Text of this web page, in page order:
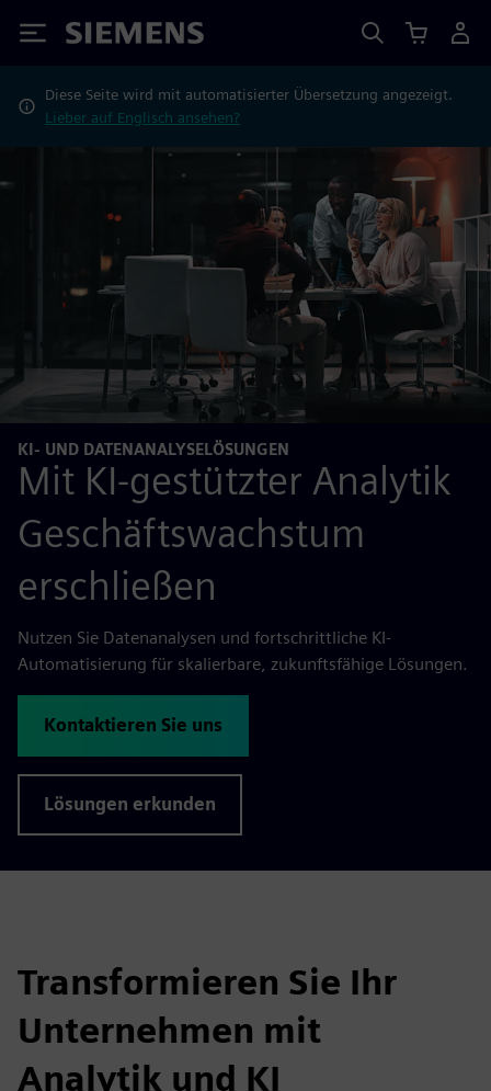
Siemens
Diese Seite wird mit automatisierter Übersetzung angezeigt.
Lieber auf Englisch ansehen?
KI- UND DATENANALYSELÖSUNGEN
Mit KI-gestützter Analytik
Geschäftswachstum
erschließen
Nutzen Sie Datenanalysen und fortschrittliche KI-
Automatisierung für skalierbare, zukunftsfähige Lösungen.
Kontaktieren Sie uns
Lösungen erkunden
Transformieren Sie Ihr
Unternehmen mit
Analytik und KI